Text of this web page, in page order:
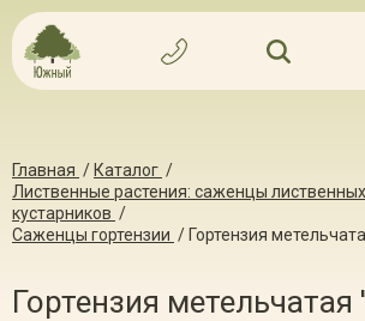
Главная / Каталог /
Лиственные растения: саженцы
кустарников /
Саженцы гортензии / Гортензия
Гортензия